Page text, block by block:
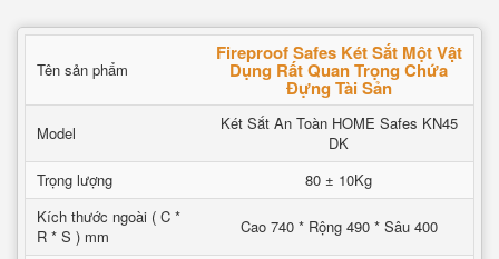
Tên sản phẩm
Fireproof Safes Két Sắt Một Vật
Dụng Rất Quan Trọng Chứa
Đựng Tài Sản
Model
Két Sắt An Toàn HOME Safes KN45
DK
Trọng lượng
80 ± 10Kg
Kích thước ngoài ( C *
R * S ) mm
Cao 740 * Rộng 490 * Sâu 400